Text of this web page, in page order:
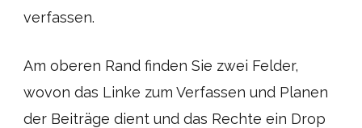
verfassen.
Am oberen Rand finden Sie zwei Felder,
wovon das Linke zum Verfassen und Planen
der Beiträge dient und das Rechte ein Drop